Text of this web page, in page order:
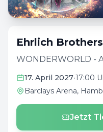
Ehrlich Brothers
WONDERWORLD -
17. April 2027•17:00
Barclays Arena,
Jetzt